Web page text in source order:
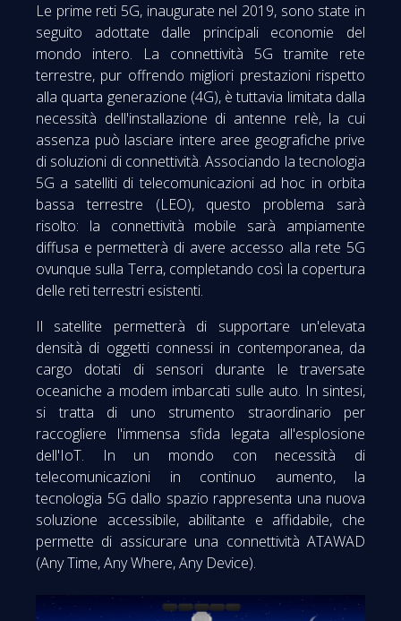
Le prime reti 5G, inaugurate nel 2019, sono state in
seguito adottate dalle principali economie del
mondo intero. La connettività 5G tramite rete
terrestre, pur offrendo migliori prestazioni rispetto
alla quarta generazione (4G), è tuttavia limitata dalla
necessità dell'installazione di antenne relè, la cui
assenza può lasciare intere aree geografiche prive
di soluzioni di connettività. Associando la tecnologia
5G a satelliti di telecomunicazioni ad hoc in orbita
bassa terrestre (LEO), questo problema sarà
risolto: la connettività mobile sarà ampiamente
diffusa e permetterà di avere accesso alla rete 5G
ovunque sulla Terra, completando così la copertura
delle reti terrestri esistenti.
Il satellite permetterà di supportare un'elevata
densità di oggetti connessi in contemporanea, da
cargo dotati di sensori durante le traversate
oceaniche a modem imbarcati sulle auto. In sintesi,
si tratta di uno strumento straordinario per
raccogliere l'immensa sfida legata all'esplosione
dell'IoT. In un mondo con necessità di
telecomunicazioni in continuo aumento, la
tecnologia 5G dallo spazio rappresenta una nuova
soluzione accessibile, abilitante e affidabile, che
permette di assicurare una connettività ATAWAD
(Any Time, Any Where, Any Device).